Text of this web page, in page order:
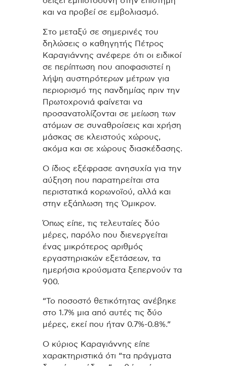
και να προβεί σε εμβολιασμό.
Στο μεταξύ σε σημερινές του
δηλώσεις ο καθηγητής Πέτρος
Καραγιάννης ανέφερε ότι οι ειδικοί
σε περίπτωση που αποφασιστεί η
λήψη αυστηρότερων μέτρων για
περιορισμό της πανδημίας πριν την
Πρωτοχρονιά φαίνεται να
προσανατολίζονται σε μείωση των
ατόμων σε συναθροίσεις και χρήση
μάσκας σε κλειστούς χώρους,
ακόμα και σε χώρους διασκέδασης.
Ο ίδιος εξέφρασε ανησυχία για την
αύξηση που παρατηρείται στα
περιστατικά κορωνοϊού, αλλά και
στην εξάπλωση της Όμικρον.
Όπως είπε, τις τελευταίες δύο
μέρες, παρόλο που διενεργείται
ένας μικρότερος αριθμός
εργαστηριακών εξετάσεων, τα
ημερήσια κρούσματα ξεπερνούν τα
900.
“Το ποσοστό θετικότητας ανέβηκε
στο 1.7% μια από αυτές τις δύο
μέρες, εκεί που ήταν 0.7%-0.8%.”
Ο κύριος Καραγιάννης είπε
χαρακτηριστικά ότι “τα πράγματα